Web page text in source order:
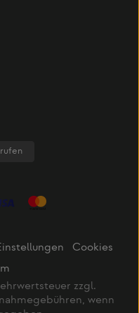
Cookies
zzgl.
wenn